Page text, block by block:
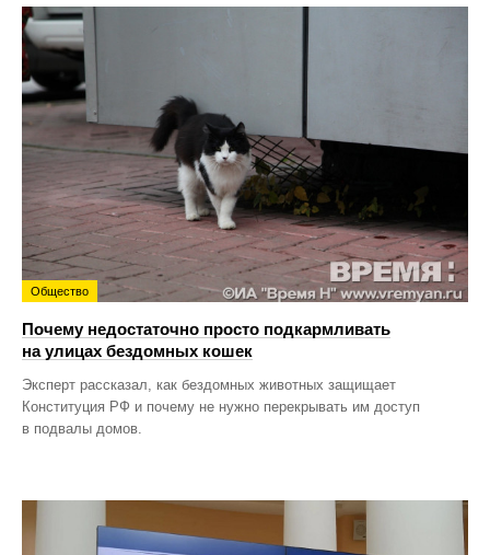
Общество
Почему недостаточно просто подкармливать
на улицах бездомных кошек
Эксперт рассказал, как бездомных животных защищает
Конституция РФ и почему не нужно перекрывать им доступ
в подвалы домов.